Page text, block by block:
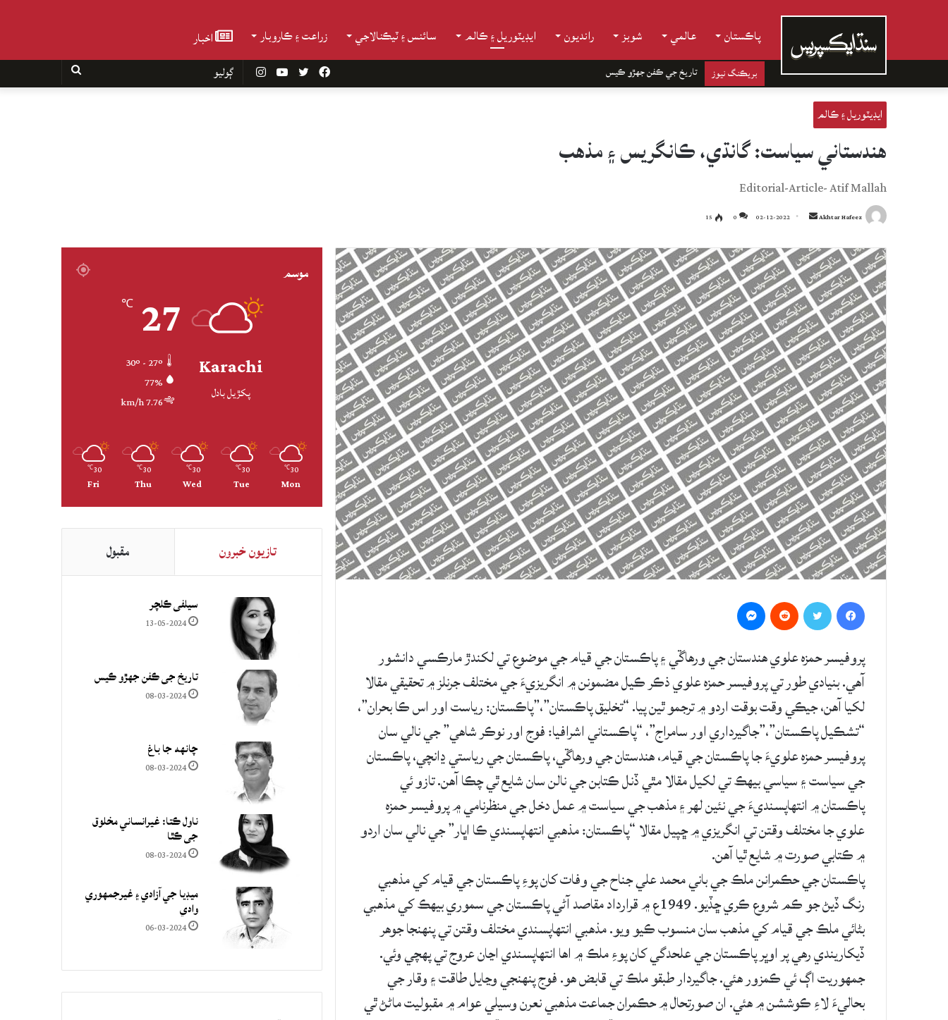
پاڪستان عالمي شوبز رانديون ايڊيٽوريل ۽ ڪالم سائنس ۽ ٽيڪنالاجي زراعت ۽ ڪاروبار اخبار
بريڪنگ نيوز تاريخ جي ڪفن جھڙو ڪيس InstagramYouTube Twitter
Facebook
ايڊيٽوريل ۽ ڪالم
هندستاني سياست: گانڌي، ڪانگريس ۽ مذهب
Editorial-Article- Atif Mallah
Akhtar Hafeez
Send
email
02-12-2022
0
15
پروفيسر حمزه علوي هندستان جي ورهاڱي ۽ پاڪستان جي قيام جي موضوع تي لکندڙ مارڪسي دانشور
آهي. بنيادي طور تي پروفيسر حمزه علوي ذڪر ڪيل مضمونن ۾ انگريزيءَ جي مختلف جرنلز ۾ تحقيقي مقالا
لکيا آهن، جيڪي وقت بوقت اردو ۾ ترجمو ٿين پيا. “تخليق پاڪستان”،”پاڪستان: رياست اور اس ڪا بحران”،
“تشڪيل پاڪستان”،”جاگيرداري اور سامراج”، “پاڪستاني اشرافيا: فوج اور نوڪر شاهي” جي نالي سان
پروفيسر حمزه علويءَ جا پاڪستان جي قيام، هندستان جي ورهاڱي، پاڪستان جي رياستي ڍانچي، پاڪستان
جي سياست ۽ سياسي بيهڪ تي لکيل مقالا مٿي ڏنل ڪتابن جي نالن سان شايع ٿي چڪا آهن. تازو ئي
پاڪستان ۾ انتهاپسنديءَ جي نئين لهر ۽ مذهب جي سياست ۾ عمل دخل جي منظرنامي ۾ پروفيسر حمزه
علوي جا مختلف وقتن تي انگريزي ۾ ڇپيل مقالا “پاڪستان: مذهبي انتهاپسندي ڪا اڀار” جي نالي سان اردو
۾ ڪتابي صورت ۾ شايع ٿيا آهن.
پاڪستان جي حڪمرانن ملڪ جي باني محمد علي جناح جي وفات کان پوءِ پاڪستان جي قيام کي مذهبي
رنگ ڏيڻ جو ڪم شروع ڪري ڇڏيو. 1949ع ۾ قرارداد مقاصد آڻي پاڪستان جي سموري بيهڪ کي مذهبي
بڻائي ملڪ جي قيام کي مذهب سان منسوب ڪيو ويو. مذهبي انتهاپسندي مختلف وقتن تي پنهنجا جوهر
ڏيکاريندي رهي پر اوڀر پاڪستان جي علحدگي کان پوءِ ملڪ ۾ اها انتهاپسندي اڃان عروج تي پهچي وئي.
جمهوريت اڳ ئي ڪمزور هئي. جاگيردار طبقو ملڪ تي قابض هو. فوج پنهنجي وڃايل طاقت ۽ وقار جي
بحاليءَ لاءِ ڪوششن ۾ هئي. ان صورتحال ۾ حڪمران جماعت مذهبي نعرن وسيلي عوام ۾ مقبوليت ماڻڻ ٿي
موسم
Karachi
پکڙيل بادل
27
℃
77%
7.76 km/h
30
℃
Mon
30
℃
Tue
30
℃
Wed
30
℃
Thu
30
℃
Fri
تازيون خبرون مقبول
سيلفي ڪلچر
13-05-2024
تاريخ جي ڪفن جھڙو ڪيس
08-03-2024
چانهه جا باغ
08-03-2024
ناول ڪتا: غيرانساني مخلوق
جي ڪٿا
08-03-2024
ميڊيا جي آزادي ۽ غيرجمھوري
وادي
06-03-2024